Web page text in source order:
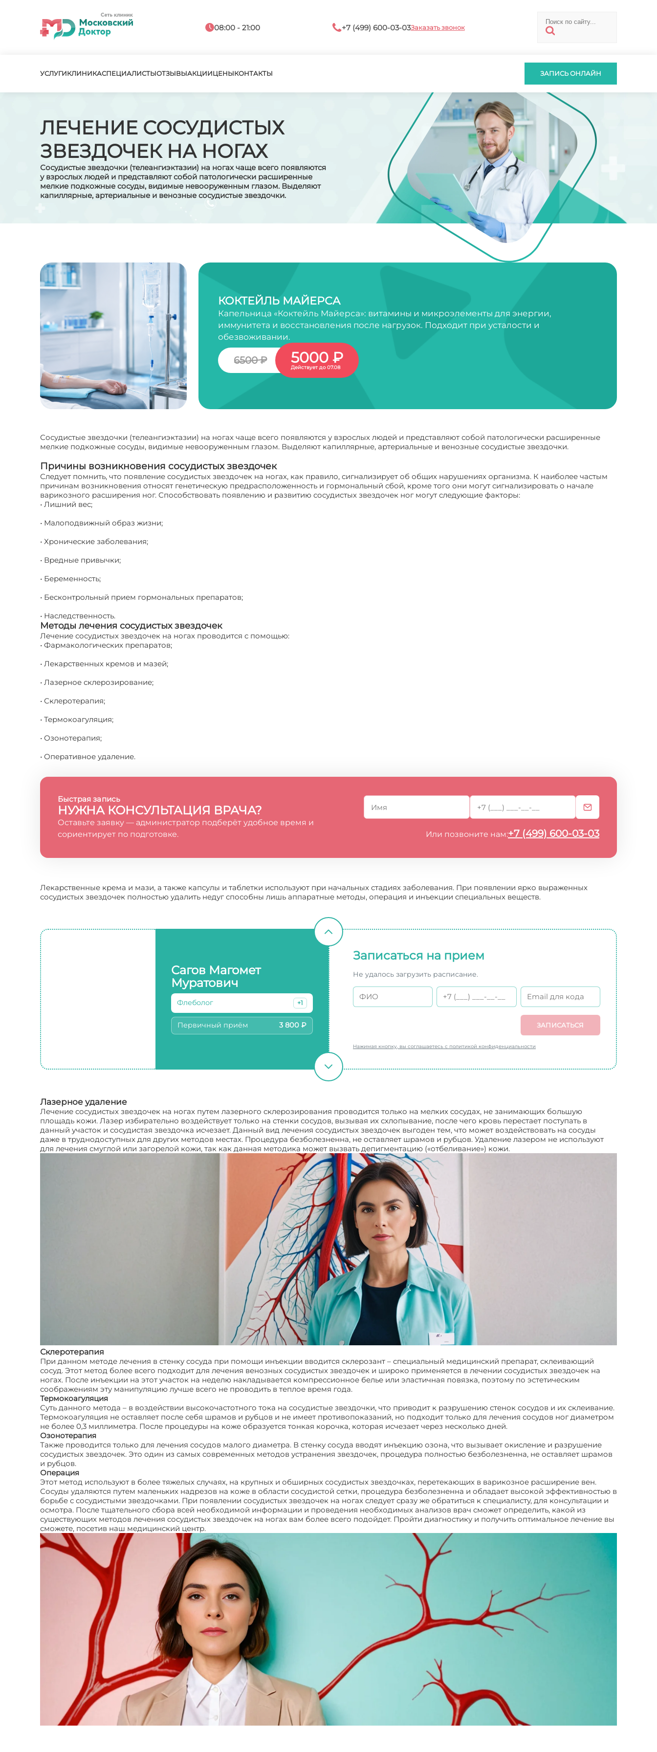
08:00 - 21:00 +7 (499) 600-03-03Заказать звонок
УСЛУГИКЛИНИКАСПЕЦИАЛИСТЫОТЗЫВЫАКЦИИЦЕНЫКОНТАКТЫ ЗАПИСЬ ОНЛАЙН
ЛЕЧЕНИЕ СОСУДИСТЫХ
ЗВЕЗДОЧЕК НА НОГАХ
Сосудистые звездочки (телеангиэктазии) на ногах чаще всего появляются
у взрослых людей и представляют собой патологически расширенные
мелкие подкожные сосуды, видимые невооруженным глазом. Выделяют
капиллярные, артериальные и венозные сосудистые звездочки.
КОКТЕЙЛЬ МАЙЕРСА
Капельница «Коктейль Майерса»: витамины и микроэлементы для энергии,
иммунитета и восстановления после нагрузок. Подходит при усталости и
обезвоживании.
6500 ₽ 5000 ₽
Действует до 07.08
Сосудистые звездочки (телеангиэктазии) на ногах чаще всего появляются у взрослых людей и представляют собой патологически расширенные
мелкие подкожные сосуды, видимые невооруженным глазом. Выделяют капиллярные, артериальные и венозные сосудистые звездочки.
Причины возникновения сосудистых звездочек
Следует помнить, что появление сосудистых звездочек на ногах, как правило, сигнализирует об общих нарушениях организма. К наиболее частым
причинам возникновения относят генетическую предрасположенность и гормональный сбой, кроме того они могут сигнализировать о начале
варикозного расширения ног. Способствовать появлению и развитию сосудистых звездочек ног могут следующие факторы:
• Лишний вес;
• Малоподвижный образ жизни;
• Хронические заболевания;
• Вредные привычки;
• Беременность;
• Бесконтрольный прием гормональных препаратов;
• Наследственность.
Методы лечения сосудистых звездочек
Лечение сосудистых звездочек на ногах проводится с помощью:
• Фармакологических препаратов;
• Лекарственных кремов и мазей;
• Лазерное склерозирование;
• Склеротерапия;
• Термокоагуляция;
• Озонотерапия;
• Оперативное удаление.
Быстрая запись
НУЖНА КОНСУЛЬТАЦИЯ ВРАЧА?
Оставьте заявку — администратор подберёт удобное время и
сориентирует по подготовке.
Или позвоните нам:+7 (499) 600-03-03
Лекарственные крема и мази, а также капсулы и таблетки используют при начальных стадиях заболевания. При появлении ярко выраженных
сосудистых звездочек полностью удалить недуг способны лишь аппаратные методы, операция и инъекции специальных веществ.
Сагов Магомет
Муратович
Флеболог +1
Первичный приём 3 800 ₽
Записаться на прием
Не удалось загрузить расписание.
ЗАПИСАТЬСЯ
Нажимая кнопку, вы соглашаетесь с политикой конфиденциальности
Лазерное удаление
Лечение сосудистых звездочек на ногах путем лазерного склерозирования проводится только на мелких сосудах, не занимающих большую
площадь кожи. Лазер избирательно воздействует только на стенки сосудов, вызывая их схлопывание, после чего кровь перестает поступать в
данный участок и сосудистая звездочка исчезает. Данный вид лечения сосудистых звездочек выгоден тем, что может воздействовать на сосуды
даже в труднодоступных для других методов местах. Процедура безболезненна, не оставляет шрамов и рубцов. Удаление лазером не используют
для лечения смуглой или загорелой кожи, так как данная методика может вызвать депигментацию («отбеливание») кожи.
Склеротерапия
При данном методе лечения в стенку сосуда при помощи инъекции вводится склерозант – специальный медицинский препарат, склеивающий
сосуд. Этот метод более всего подходит для лечения венозных сосудистых звездочек и широко применяется в лечении сосудистых звездочек на
ногах. После инъекции на этот участок на неделю накладывается компрессионное белье или эластичная повязка, поэтому по эстетическим
соображениям эту манипуляцию лучше всего не проводить в теплое время года.
Термокоагуляция
Суть данного метода – в воздействии высокочастотного тока на сосудистые звездочки, что приводит к разрушению стенок сосудов и их склеивание.
Термокоагуляция не оставляет после себя шрамов и рубцов и не имеет противопоказаний, но подходит только для лечения сосудов ног диаметром
не более 0,3 миллиметра. После процедуры на коже образуется тонкая корочка, которая исчезает через несколько дней.
Озонотерапия
Также проводится только для лечения сосудов малого диаметра. В стенку сосуда вводят инъекцию озона, что вызывает окисление и разрушение
сосудистых звездочек. Это один из самых современных методов устранения звездочек, процедура полностью безболезненна, не оставляет шрамов
и рубцов.
Операция
Этот метод используют в более тяжелых случаях, на крупных и обширных сосудистых звездочках, перетекающих в варикозное расширение вен.
Сосуды удаляются путем маленьких надрезов на коже в области сосудистой сетки, процедура безболезненна и обладает высокой эффективностью в
борьбе с сосудистыми звездочками. При появлении сосудистых звездочек на ногах следует сразу же обратиться к специалисту, для консультации и
осмотра. После тщательного сбора всей необходимой информации и проведения необходимых анализов врач сможет определить, какой из
существующих методов лечения сосудистых звездочек на ногах вам более всего подойдет. Пройти диагностику и получить оптимальное лечение вы
сможете, посетив наш медицинский центр.